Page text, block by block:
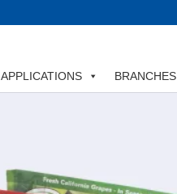
APPLICATIONS BRANCHES